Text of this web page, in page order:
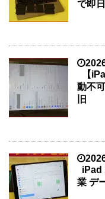
で即
【
動不
旧
iPad
業 デ